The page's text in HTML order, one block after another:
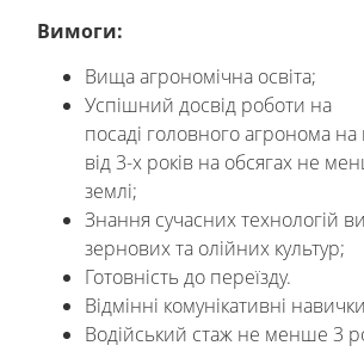
Вимоги:
Вища агрономічна освіта;
Успішний досвід роботи на
посаді головного агронома
від 3-х років на обсягах не
землі;
Знання сучасних технологій
зернових та олійних культур;
Готовність до переїзду.
Відмінні комунікативні навички
Водійський стаж не менше 3